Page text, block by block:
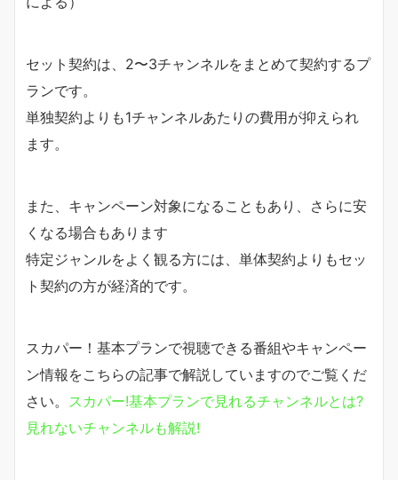
セット契約は、2〜3チャンネルをまとめて契約するプ
ランです。
単独契約よりも1チャンネルあたりの費用が抑えられ
ます。
また、キャンペーン対象になることもあり、さらに安
くなる場合もあります
特定ジャンルをよく観る方には、単体契約よりもセッ
ト契約の方が経済的です。
スカパー！基本プランで視聴できる番組やキャンペー
ン情報をこちらの記事で解説していますのでご覧くだ
さい。 スカパー!基本プランで見れるチャンネルとは?
見れないチャンネルも解説!